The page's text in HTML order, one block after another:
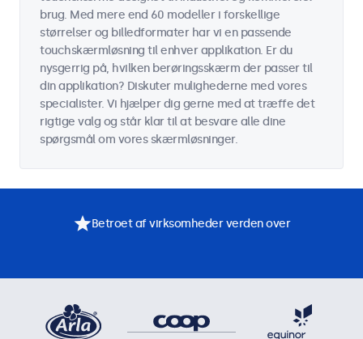
brug. Med mere end 60 modeller i forskellige
størrelser og billedformater har vi en passende
touchskærmløsning til enhver applikation. Er du
nysgerrig på, hvilken berøringsskærm der passer til
din applikation? Diskuter mulighederne med vores
specialister. Vi hjælper dig gerne med at træffe det
rigtige valg og står klar til at besvare alle dine
spørgsmål om vores skærmløsninger.
Betroet af virksomheder verden over